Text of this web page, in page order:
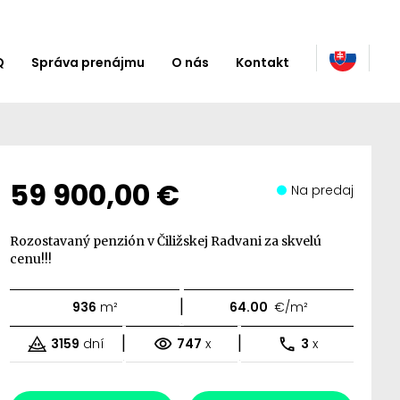
Správa prenájmu O nás Kontakt
59 900,00 € Na predaj
Rozostavaný penzión v Čiližskej Radvani za skvelú
cenu!!!
936 m² | 64.00 €/m²
3159 dní | 747 x | 3 x